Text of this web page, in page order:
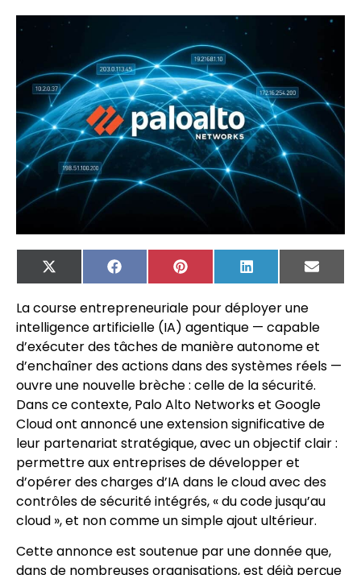
X
(Twitter)
FacebookPinterest LinkedIn
Email
La course entrepreneuriale pour déployer une
intelligence artificielle (IA) agentique — capable
d’exécuter des tâches de manière autonome et
d’enchaîner des actions dans des systèmes réels —
ouvre une nouvelle brèche : celle de la sécurité.
Dans ce contexte, Palo Alto Networks et Google
Cloud ont annoncé une extension significative de
leur partenariat stratégique, avec un objectif clair :
permettre aux entreprises de développer et
d’opérer des charges d’IA dans le cloud avec des
contrôles de sécurité intégrés, « du code jusqu’au
cloud », et non comme un simple ajout ultérieur.
Cette annonce est soutenue par une donnée que,
dans de nombreuses organisations, est déjà perçue